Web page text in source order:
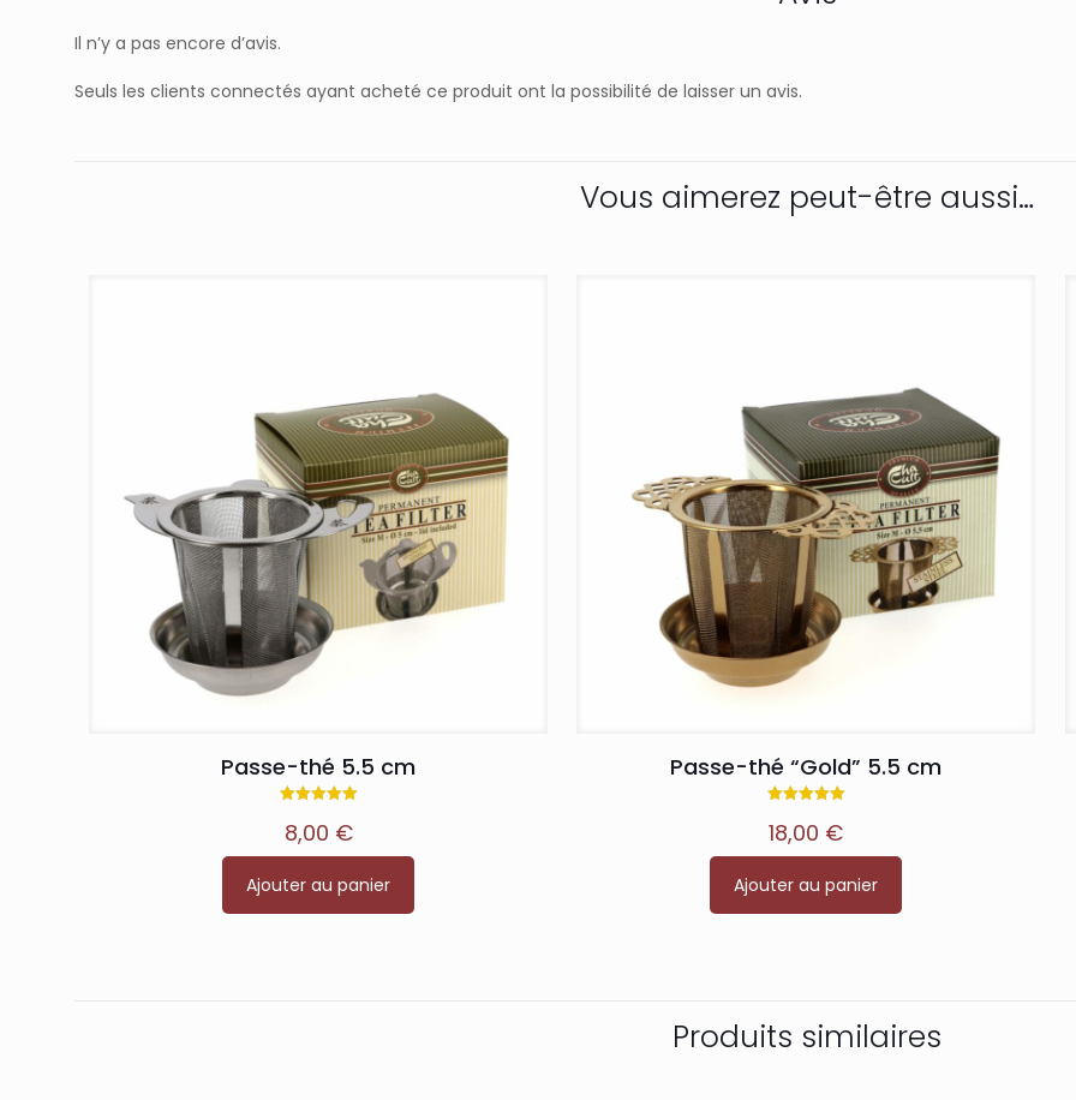
Il n’y a pas encore d’avis.
Seuls les clients connectés ayant acheté ce produit ont la possibilité de laisser un avis.
Vous aimerez peut-être aussi…
Passe-thé 5.5 cm
5.00
sur 5
8,00 €
Ajouter au panier
Passe-thé “Gold” 5.5 cm
5.00
sur 5
18,00 €
Ajouter au panier
Produits similaires